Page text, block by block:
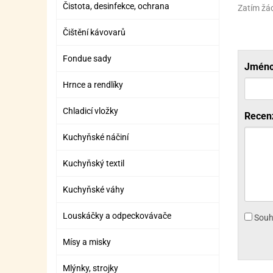
BOXY A TAŠKY NA POMŮCKY
ZÁBAVNÉ HRAČKY, DOPLŇKY
VÝROBA SLIZU
ZÁBAVNÍ PYROTECHNIKA
Čistota, desinfekce, ochrana
Čištění kávovarů
Fondue sady
Hrnce a rendlíky
Chladicí vložky
Kuchyňské náčiní
Kuchyňský textil
Kuchyňské váhy
Louskáčky a odpeckovávače
Mísy a misky
Mlýnky, strojky
Zatím